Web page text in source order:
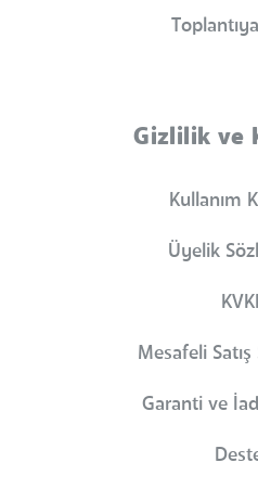
Toplantıya
Gizlilik ve
Kullanım
Üyelik
Mesafeli
Garanti ve